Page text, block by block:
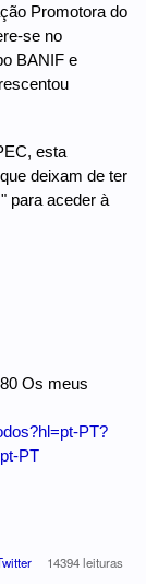
Promotora do
se no
BANIF e
esta
deixam de ter
para aceder à
Os meus
PT?
PT
14394 leituras